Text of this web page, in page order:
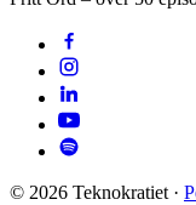
© 2026 Teknokratiet ·